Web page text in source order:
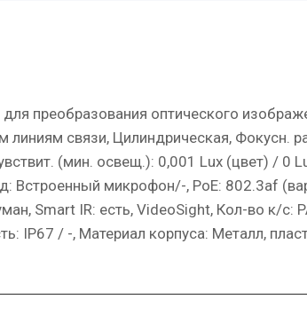
преобразования оптического
линиям связи, Цилиндрическая, Фокусн.
(мин. освещ.): 0,001 Lux (цвет) / 0
Встроенный микрофон/-, PoE: 802.3af
Smart IR: есть, VideoSight, Кол-во к/с:
IP67 / -, Материал корпуса: Металл,